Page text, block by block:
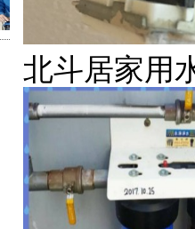
北斗居家用